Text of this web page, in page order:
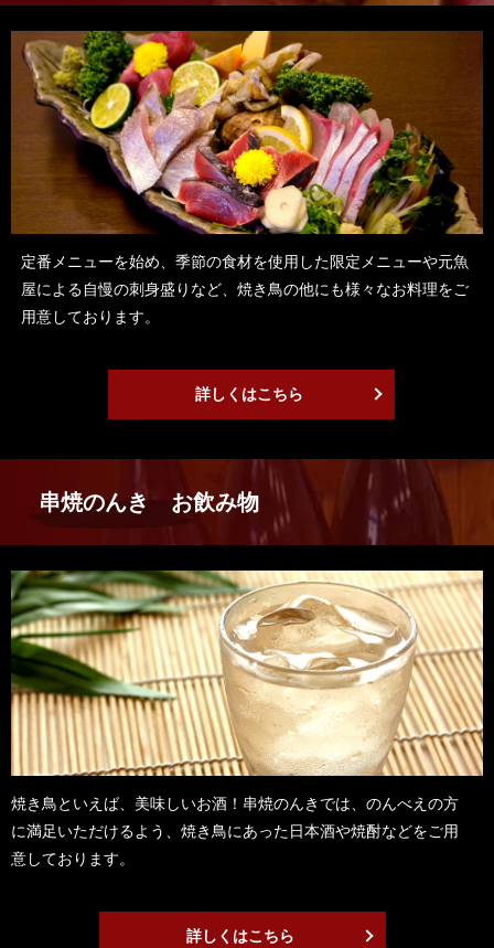
定番メニューを始め、季節の食材を使用した限定メニューや元魚
屋による自慢の刺身盛りなど、焼き鳥の他にも様々なお料理をご
用意しております。
詳しくはこちら
串焼のんき お飲み物
焼き鳥といえば、美味しいお酒！串焼のんきでは、のんべえの方
に満足いただけるよう、焼き鳥にあった日本酒や焼酎などをご用
意しております。
詳しくはこちら